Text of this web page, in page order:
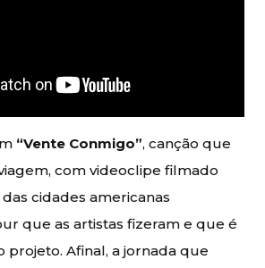
“Vente Conmigo”, canção que
com videoclipe filmado
cidades americanas
que as artistas fizeram e que é
projeto. Afinal, a jornada que